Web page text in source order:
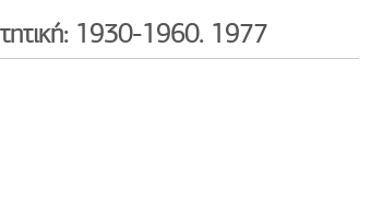
1930-1960. 1977